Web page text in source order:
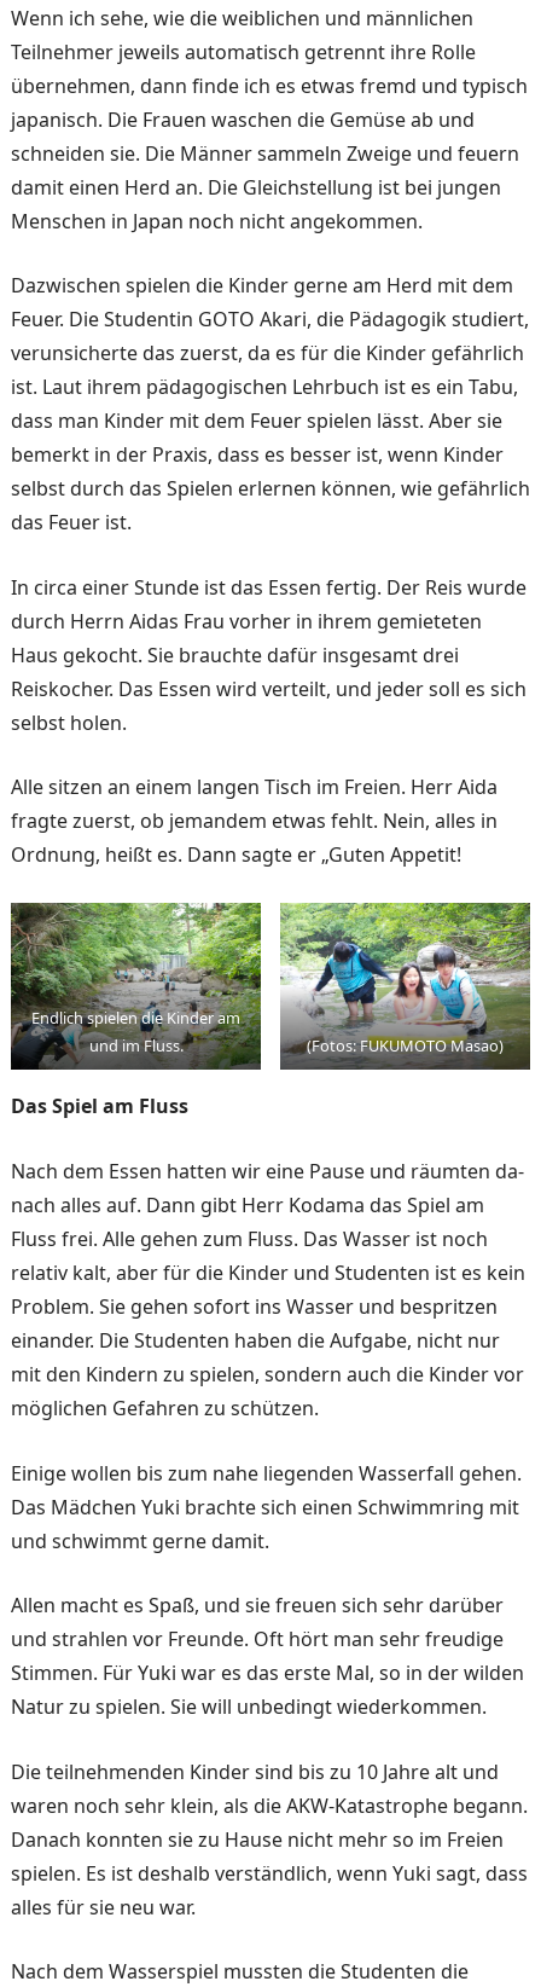
Wenn ich sehe, wie die weiblichen und männlichen
Teilnehmer jeweils automatisch getrennt ihre Rol­le
übernehmen, dann finde ich es etwas fremd und typisch
japanisch. Die Frauen wa­schen die Gemüse ab und
schneiden sie. Die Männer sammeln Zweige und feuern
damit einen Herd an. Die Gleichstellung ist bei jungen
Menschen in Japan noch nicht angekommen.
Dazwischen spielen die Kin­der gerne am Herd mit dem
Feuer. Die Studentin GOTO Akari, die Pädagogik studiert,
verunsicherte das zuerst, da es für die Kinder gefährlich
ist. Laut ihrem pädagogischen Lehrbuch ist es ein Tabu,
dass man Kinder mit dem Feuer spielen lässt. Aber sie
bemerkt in der Praxis, dass es besser ist, wenn Kinder
selbst durch das Spielen erlernen können, wie gefährlich
das Feuer ist.
In circa einer Stunde ist das Essen fertig. Der Reis wurde
durch Herrn Aidas Frau vor­her in ihrem gemieteten
Haus gekocht. Sie brauchte dafür insgesamt drei
Reiskocher. Das Essen wird verteilt, und jeder soll es sich
selbst holen.
Alle sitzen an einem langen Tisch im Freien. Herr Aida
fragte zuerst, ob jemandem etwas fehlt. Nein, alles in
Ordnung, heißt es. Dann sagte er „Guten Appetit!
Endlich spielen die Kinder am
und im Fluss.
(Fotos: FUKUMOTO Masao)
Das Spiel am Fluss
Nach dem Essen hatten wir eine Pause und räumten da­
nach alles auf. Dann gibt Herr Kodama das Spiel am
Fluss frei. Alle gehen zum Fluss. Das Wasser ist noch
relativ kalt, aber für die Kinder und Studenten ist es kein
Problem. Sie gehen sofort ins Wasser und bespritzen
einander. Die Studenten haben die Aufgabe, nicht nur
mit den Kindern zu spielen, sondern auch die Kinder vor
möglichen Gefah­ren zu schützen.
Einige wollen bis zum nahe liegenden Wasserfall gehen.
Das Mädchen Yuki brachte sich einen Schwimmring mit
und schwimmt gerne damit.
Allen macht es Spaß, und sie freuen sich sehr darüber
und strahlen vor Freunde. Oft hört man sehr freudige
Stimmen. Für Yuki war es das erste Mal, so in der wilden
Natur zu spielen. Sie will unbedingt wiederkommen.
Die teilnehmenden Kinder sind bis zu 10 Jahre alt und
waren noch sehr klein, als die AKW-Katastrophe begann.
Danach konnten sie zu Hause nicht mehr so im Freien
spie­len. Es ist deshalb verständ­lich, wenn Yuki sagt, dass
al­les für sie neu war.
Nach dem Wasserspiel muss­ten die Studenten die